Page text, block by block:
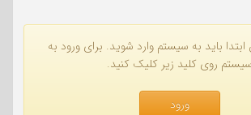
باید به سیستم وارد شوید. برای ورود به
سیستم روی کلید زیر کلیک کنید.
ورود